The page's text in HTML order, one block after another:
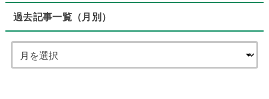
過去記事一覧（月別）